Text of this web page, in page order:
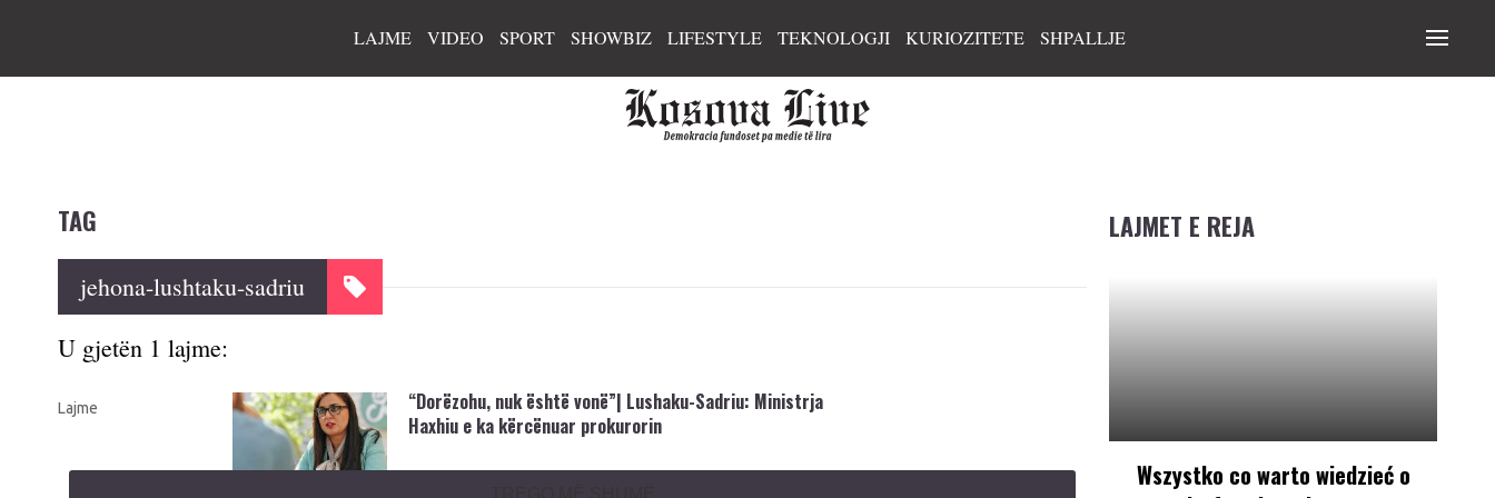
LAJME VIDEO SPORT SHOWBIZ LIFESTYLE TEKNOLOGJI KURIOZITETE SHPALLJE
TAG
jehona-lushtaku-sadriu
U gjetën 1 lajme:
Lajme
“Dorëzohu, nuk është vonë”| Lushaku-Sadriu: Ministrja
Haxhiu e ka kërcënuar prokurorin
LAJMET E REJA
Wszystko co warto wiedzieć o